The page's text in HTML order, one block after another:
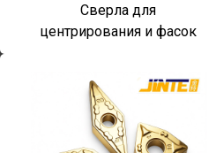
Сверла для
центрирования и фасок